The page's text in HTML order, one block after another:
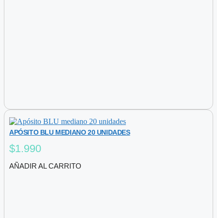
APÓSITO BLU MEDIANO 20 UNIDADES
$1.990
AÑADIR AL CARRITO